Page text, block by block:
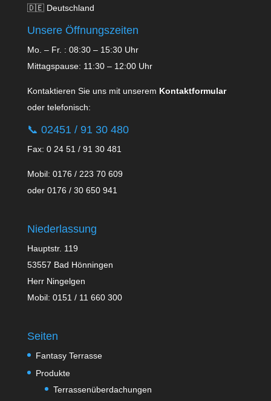
🇩🇪 Deutschland
Unsere Öffnungszeiten
Mo. – Fr. : 08:30 – 15:30 Uhr
Mittagspause: 11:30 – 12:00 Uhr
Kontaktieren Sie uns mit unserem Kontaktformular
oder telefonisch:
📞 02451 / 91 30 480
Fax: 0 24 51 / 91 30 481
Mobil: 0176 / 223 70 609
oder 0176 / 30 650 941
Niederlassung
Hauptstr. 119
53557 Bad Hönningen
Herr Ningelgen
Mobil: 0151 / 11 660 300
Seiten
Fantasy Terrasse
Produkte
Terrassenüberdachungen